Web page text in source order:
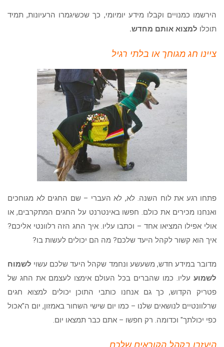
הירשמו כמנויים וקבלו מידע יומיומי, כך שכשיגמרו הרעיונות, תמיד
תוכלו למצוא אותם מחדש.
ציינו חג מגוחך או בלתי רגיל
פתחו רגע את לוח השנה. לא, לא העברי – שם החגים לא מגוחכים
ואנחנו מכירים את כולם. חפשו באינטרנט על החגים המתקרבים, או
אולי אפילו המציאו אחד – וכתבו עליו. איך החג הזה רלוונטי אליכם?
איך הוא קשור לקהל היעד שלכם? מה הם יכולים לעשות בו?
מדובר במידע חדש, משעשע ונחמד שקהל היעד שלכם עשוי לשמוח
לשמוע עליו. כמו שהברים בכל העולם אימצו לעצמם את החג של
פטריק הקדוש, כך גם אנחנו כותבי התוכן יכולים למצוא חגים
שרלוונטיים לנושאים שלנו – כמו יום שישי השחור באמזון, יום ה"אכול
כפי יכולתך" וכדומה. רק חפשו – אתם כבר תמצאו יום.
היעזרו בקהל הקוראים שלכם